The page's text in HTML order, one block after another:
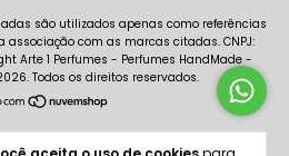
Arte 1 Perfumes - Perfumes HandMade -
Todos os direitos reservados.